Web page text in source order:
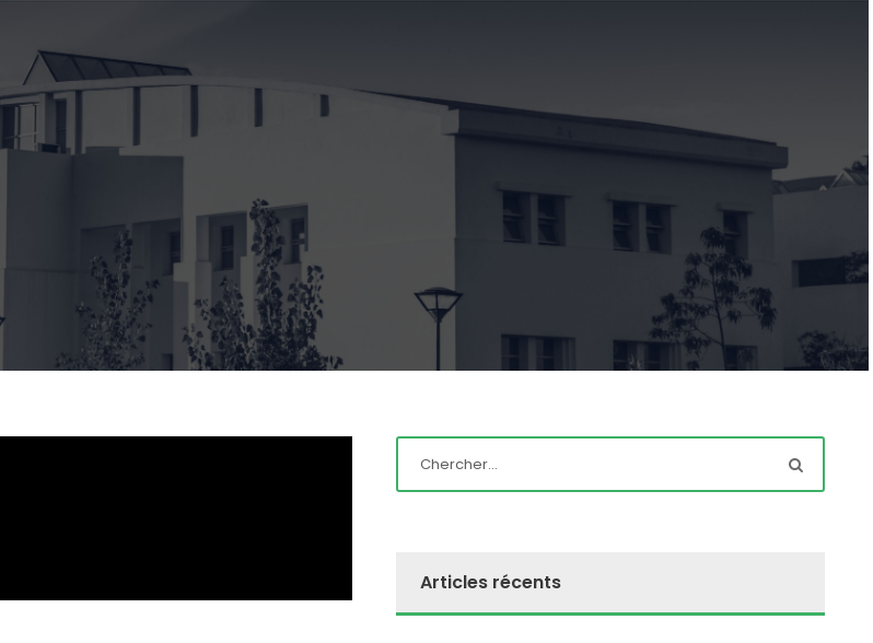
Articles récents